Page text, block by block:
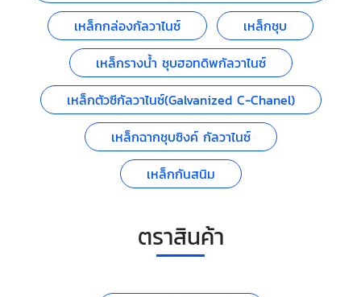
เหล็กกล่องกัลวาไนซ์
เหล็กชุบ
เหล็กรางน้ำ ชุบฮอทดิพกัลวาไนซ์
เหล็กตัวซีกัลวาไนซ์(Galvanized C-Chanel)
เหล็กฉากชุบซิงค์ กัลวาไนซ์
เหล็กกันสนิม
ตราสินค้า